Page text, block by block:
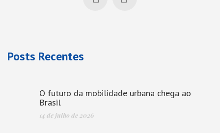
Posts Recentes
O futuro da mobilidade urbana chega ao
Brasil
14 de julho de 2026